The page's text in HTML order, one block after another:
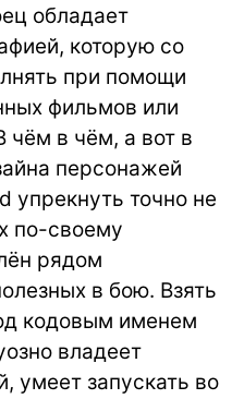
обладает
которую со
при помощи
фильмов или
чём в чём, а вот в
персонажей
упрекнуть точно не
по-своему
рядом
в бою. Взять
кодовым именем
владеет
умеет запускать во